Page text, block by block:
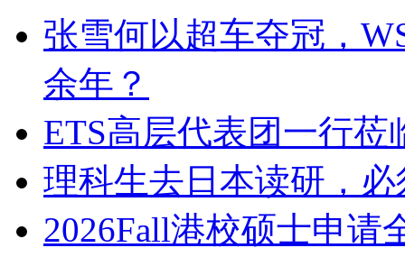
张雪何以超车夺冠，
余年？
ETS高层代表团一行莅
理科生去日本读研，
2026Fall港校硕士申请